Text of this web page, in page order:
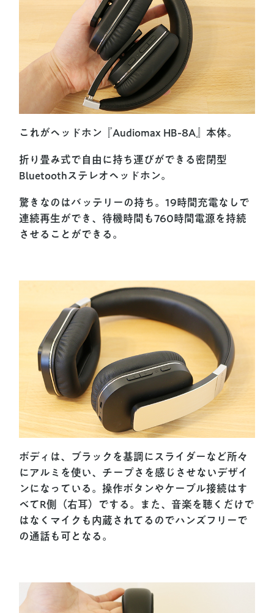
これがヘッドホン『Audiomax HB-8A』本体。
折り畳み式で自由に持ち運びができる密閉型
Bluetoothステレオヘッドホン。
驚きなのはバッテリーの持ち。19時間充電なしで
連続再生ができ、待機時間も760時間電源を持続
させることができる。
ボディは、ブラックを基調にスライダーなど所々
にアルミを使い、チープさを感じさせないデザイ
ンになっている。操作ボタンやケーブル接続はす
べてR側（右耳）でする。また、音楽を聴くだけで
はなくマイクも内蔵されてるのでハンズフリーで
の通話も可となる。